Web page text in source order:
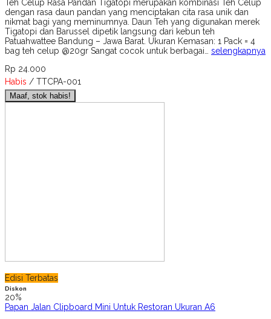
Teh Celup Rasa Pandan Tigatopi merupakan kombinasi Teh Celup
dengan rasa daun pandan yang menciptakan cita rasa unik dan
nikmat bagi yang meminumnya. Daun Teh yang digunakan merek
Tigatopi dan Barussel dipetik langsung dari kebun teh
Patuahwattee Bandung – Jawa Barat. Ukuran Kemasan: 1 Pack = 4
bag teh celup @20gr Sangat cocok untuk berbagai… selengkapnya
Rp 24.000
Habis / TTCPA-001
Maaf, stok habis!
Edisi Terbatas
Diskon
20%
Papan Jalan Clipboard Mini Untuk Restoran Ukuran A6